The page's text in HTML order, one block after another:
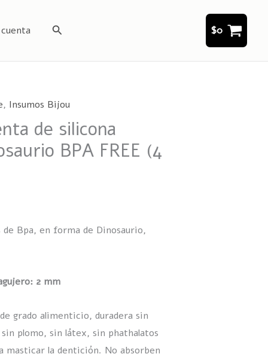
Buscar $0
, Insumos Bijou
de silicona
BPA FREE (4
de Bpa, en forma de Dinosaurio,
2 mm
grado alimenticio, duradera sin
plomo, sin látex, sin phathalatos
masticar la dentición. No absorben